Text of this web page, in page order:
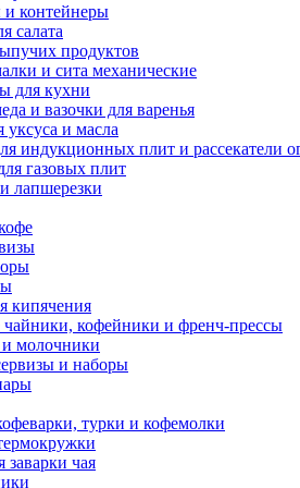
контейнеры
салата
продуктов
и сита механические
для кухни
и вазочки для варенья
уксуса и масла
индукционных плит и рассекатели
газовых плит
лапшерезки
кипячения
чайники, кофейники и френч-прессы
молочники
и наборы
турки и кофемолки
заварки чая